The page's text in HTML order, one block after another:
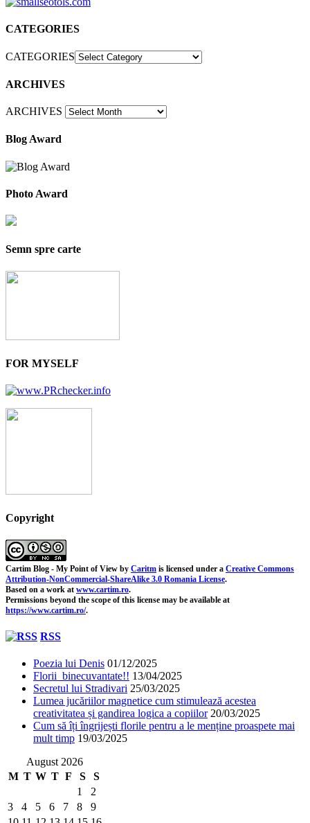
CATEGORIES
CATEGORIES
ARCHIVES
ARCHIVES
Blog Award
Photo Award
Semn spre carte
FOR MYSELF
Copyright
Cartim Blog - My Point of View by Caritm is licensed under a Creative Commons
Attribution-NonCommercial-ShareAlike 3.0 Romania License.
Based on a work at www.cartim.ro.
Permissions beyond the scope of this license may be available at
https://www.cartim.ro/.
RSS
Poezia lui Denis 01/12/2025
Florii binecuvantate!! 13/04/2025
Secretul lui Stradivari 25/03/2025
Lumea jucăriilor magnetice cum stimulează acestea
creativitatea și gandirea logica a copiilor 20/03/2025
Cum să îți îngrijești florile pentru a le menține proaspete mai
mult timp 19/03/2025
August 2026
M T W T F S
S
1
2
3
4 5 6 7 8
9